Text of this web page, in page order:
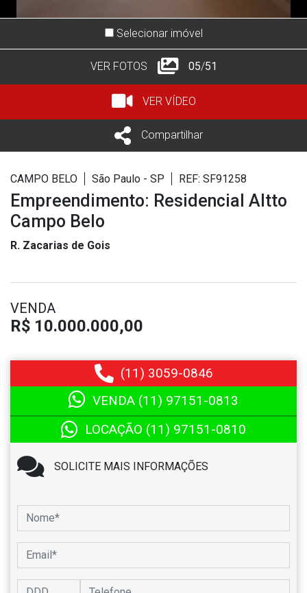
Selecionar imóvel
VER FOTOS 05/51
VER VÍDEO
Compartilhar
(11) 3059-0846
VENDA (11) 97151-0813
LOCAÇÃO (11) 97151-0810
SOLICITE MAIS INFORMAÇÕES
CAMPO BELO São Paulo - SP REF: SF91258
Empreendimento: Residencial Altto
Campo Belo
R. Zacarias de Gois
VENDA
R$ 10.000.000,00